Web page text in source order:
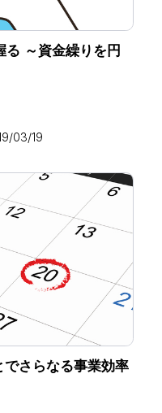
る ～資金繰りを円
03/19
さらなる事業効率